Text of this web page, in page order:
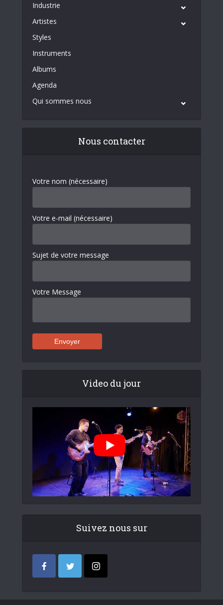
Industrie
Artistes
Styles
Instruments
Albums
Agenda
Qui sommes nous
Nous contacter
Votre nom (nécessaire)
Votre e-mail (nécessaire)
Sujet de votre message
Votre Message
Video du jour
Suivez nous sur